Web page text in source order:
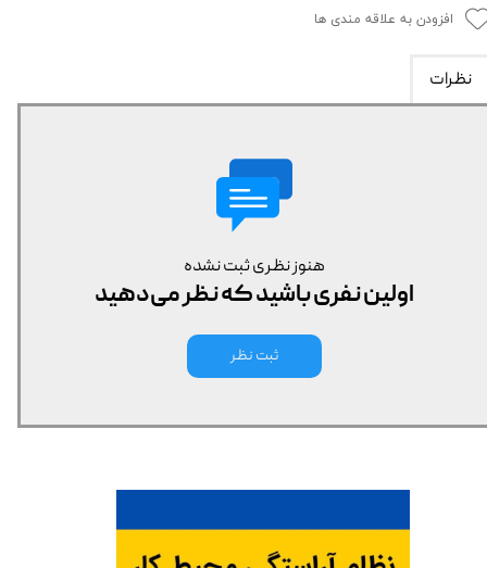
افزودن به علاقه مندی ها
نظرات
هنوز نظری ثبت نشده
اولین نفری باشید که نظر می‌دهید
ثبت نظر